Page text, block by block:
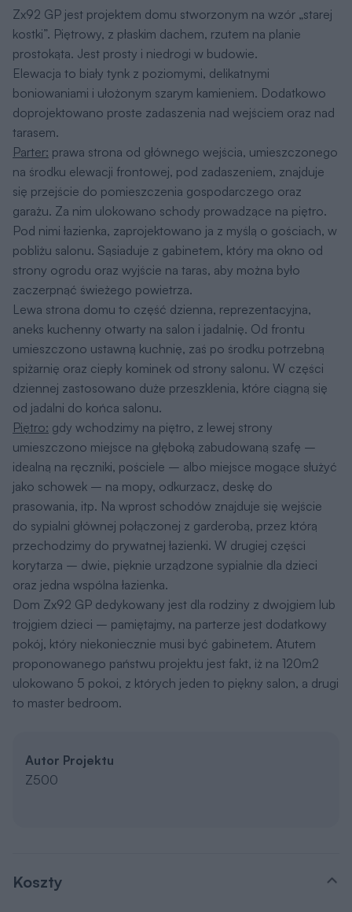
Zx92 GP jest projektem domu stworzonym na wzór „starej
kostki”. Piętrowy, z płaskim dachem, rzutem na planie
prostokąta. Jest prosty i niedrogi w budowie.
Elewacja to biały tynk z poziomymi, delikatnymi
boniowaniami i ułożonym szarym kamieniem. Dodatkowo
doprojektowano proste zadaszenia nad wejściem oraz nad
tarasem.
Parter: prawa strona od głównego wejścia, umieszczonego
na środku elewacji frontowej, pod zadaszeniem, znajduje
się przejście do pomieszczenia gospodarczego oraz
garażu. Za nim ulokowano schody prowadzące na piętro.
Pod nimi łazienka, zaprojektowano ja z myślą o gościach, w
pobliżu salonu. Sąsiaduje z gabinetem, który ma okno od
strony ogrodu oraz wyjście na taras, aby można było
zaczerpnąć świeżego powietrza.
Lewa strona domu to część dzienna, reprezentacyjna,
aneks kuchenny otwarty na salon i jadalnię. Od frontu
umieszczono ustawną kuchnię, zaś po środku potrzebną
spiżarnię oraz ciepły kominek od strony salonu. W części
dziennej zastosowano duże przeszklenia, które ciągną się
od jadalni do końca salonu.
Piętro: gdy wchodzimy na piętro, z lewej strony
umieszczono miejsce na głęboką zabudowaną szafę –
idealną na ręczniki, pościele – albo miejsce mogące służyć
jako schowek – na mopy, odkurzacz, deskę do
prasowania, itp. Na wprost schodów znajduje się wejście
do sypialni głównej połączonej z garderobą, przez którą
przechodzimy do prywatnej łazienki. W drugiej części
korytarza – dwie, pięknie urządzone sypialnie dla dzieci
oraz jedna wspólna łazienka.
Dom Zx92 GP dedykowany jest dla rodziny z dwojgiem lub
trojgiem dzieci – pamiętajmy, na parterze jest dodatkowy
pokój, który niekoniecznie musi być gabinetem. Atutem
proponowanego państwu projektu jest fakt, iż na 120m2
ulokowano 5 pokoi, z których jeden to piękny salon, a drugi
to master bedroom.
Autor Projektu
Z500
Koszty